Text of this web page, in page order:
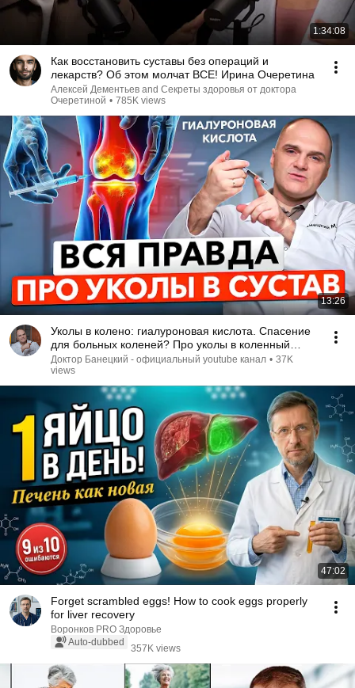
1:34:08
Как восстановить суставы без операций и
лекарств? Об этом молчат ВСЕ! Ирина Очеретина
Алексей Дементьев and Секреты здоровья от доктора
Очеретиной • 785K views
13:26
Уколы в колено: гиалуроновая кислота. Спасение
для больных коленей? Про уколы в коленный
сустав.
Доктор Банецкий - официальный youtube канал • 37K
views
47:02
Forget scrambled eggs! How to cook eggs properly
for liver recovery
Воронков PRO Здоровье
Auto-dubbed
357K views